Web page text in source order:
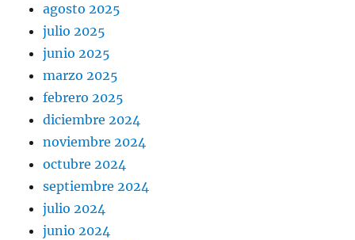
agosto 2025
julio 2025
junio 2025
marzo 2025
febrero 2025
diciembre 2024
noviembre 2024
octubre 2024
septiembre 2024
julio 2024
junio 2024